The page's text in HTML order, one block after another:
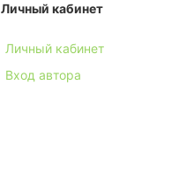
Личный кабинет
Личный кабинет
Вход автора